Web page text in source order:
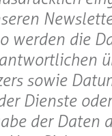
werden die
sowie
Dienste
der